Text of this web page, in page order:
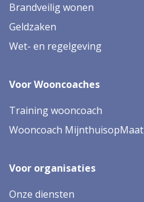
Brandveilig wonen
Geldzaken
Wet- en regelgeving
Voor Wooncoaches
Training wooncoach
Wooncoach MijnthuisopMaat
Voor organisaties
Onze diensten